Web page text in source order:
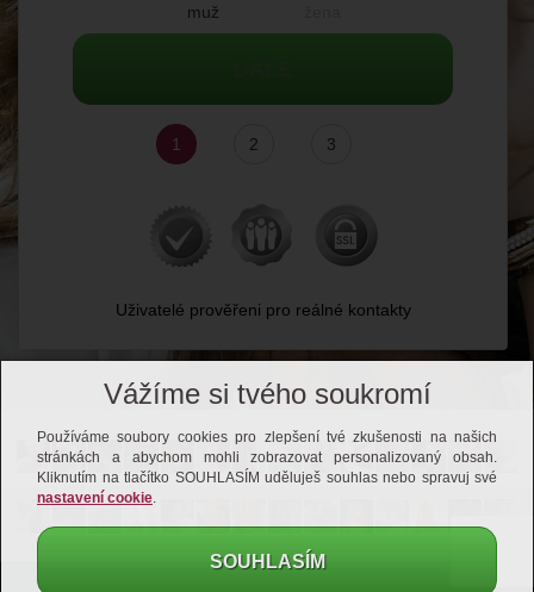
muž
1 2 3
Uživatelé prověřeni pro reálné kontakty
Vážíme si tvého soukromí
Používáme soubory cookies pro zlepšení tvé zkušenosti na našich
stránkách a abychom mohli zobrazovat personalizovaný obsah.
Kliknutím na tlačítko SOUHLASÍM uděluješ souhlas nebo spravuj své
nastavení cookie.
SOUHLASÍM